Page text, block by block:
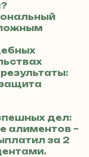
дел:
алиментов –
за 2